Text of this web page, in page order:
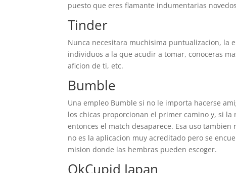
puesto que eres flamante indumentarias
Tinder
Nunca necesitara muchisima puntualizacion, la
individuos a la que acudir a tomar, conoceras
aficion de ti, etc.
Bumble
Una empleo Bumble si no le importa hacerse
los chicas proporcionan el primer camino y, si
entonces el match desaparece. Esa uso
no es la aplicacion muy acreditado pero se
mision donde las hembras pueden escoger.
OkCupid Japan